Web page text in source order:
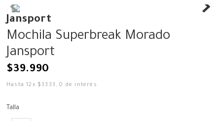
Jansport
Mochila Superbreak Morado
Jansport
$39.990
Hasta12 x $ 3333 ,0 de interés
Talla